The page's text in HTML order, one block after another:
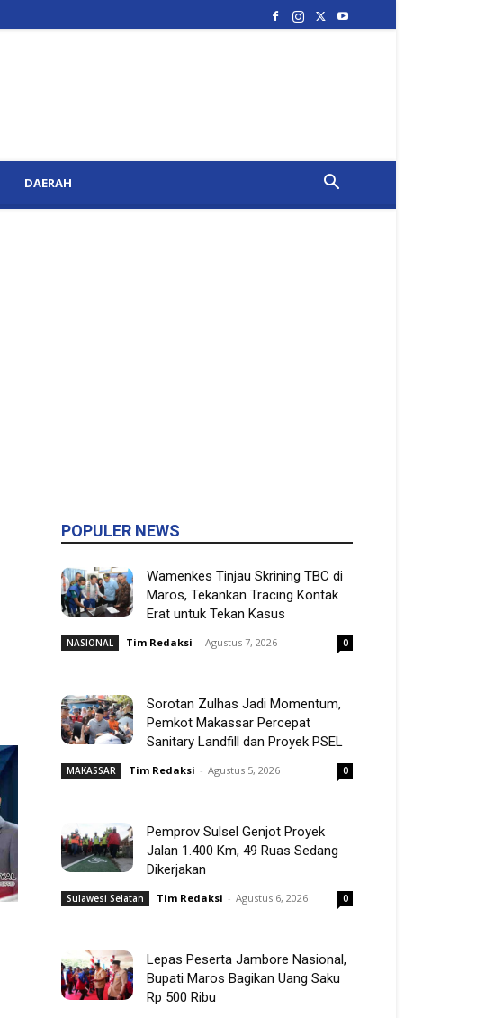
DAERAH
POPULER NEWS
Wamenkes Tinjau Skrining TBC di
Maros, Tekankan Tracing Kontak
Erat untuk Tekan Kasus
NASIONAL Tim Redaksi - Agustus 7, 2026 0
Sorotan Zulhas Jadi Momentum,
Pemkot Makassar Percepat
Sanitary Landfill dan Proyek PSEL
MAKASSAR Tim Redaksi - Agustus 5, 2026 0
Pemprov Sulsel Genjot Proyek
Jalan 1.400 Km, 49 Ruas Sedang
Dikerjakan
Sulawesi Selatan Tim Redaksi - Agustus 6, 2026 0
Lepas Peserta Jambore Nasional,
Bupati Maros Bagikan Uang Saku
Rp 500 Ribu